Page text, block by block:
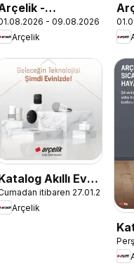
-
- 09.08.2026
Arçelik
Akıllı Ev
itibaren 27.01.2023
Arçelik